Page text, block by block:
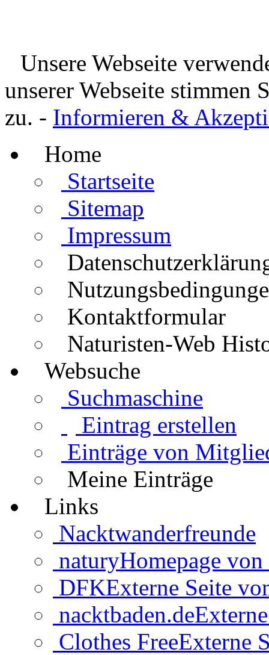
Unsere Webseite
unserer Webseite stimmen
zu. - Informieren &
Home
Startseite
Sitemap
Impressum
Kontaktformular
Naturisten-Web
Websuche
Suchmaschine
Eintrag erstellen
Einträge von
Meine Einträge
Links
Nacktwanderfreunde
naturyHomepage
DFKExterne Seite
nacktbaden.de
Clothes FreeExterne